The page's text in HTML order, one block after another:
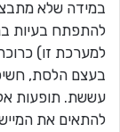
במידה שלא מתבצע
להתפתח בעיות
למערכת זו)
בעצם הלסת,
עששת. תופעות
להתאים את